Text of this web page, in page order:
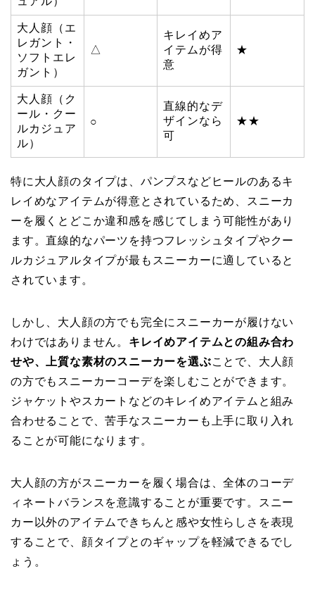
大人顔（エ
レガント・
ソフトエレ
ガント）
△
キレイめア
イテムが得
意
★
大人顔（ク
ール・クー
ルカジュア
ル）
○
直線的なデ
ザインなら
可
★★
特に大人顔のタイプは、パンプスなどヒールのあるキ
レイめなアイテムが得意とされているため、スニーカ
ーを履くとどこか違和感を感じてしまう可能性があり
ます。直線的なパーツを持つフレッシュタイプやクー
ルカジュアルタイプが最もスニーカーに適していると
されています。
しかし、大人顔の方でも完全にスニーカーが履けない
わけではありません。 キレイめアイテムとの組み合わ
せや、上質な素材のスニーカーを選ぶことで、大人顔
の方でもスニーカーコーデを楽しむことができます。
ジャケットやスカートなどのキレイめアイテムと組み
合わせることで、苦手なスニーカーも上手に取り入れ
ることが可能になります。
大人顔の方がスニーカーを履く場合は、全体のコーデ
ィネートバランスを意識することが重要です。スニー
カー以外のアイテムできちんと感や女性らしさを表現
することで、顔タイプとのギャップを軽減できるでし
ょう。